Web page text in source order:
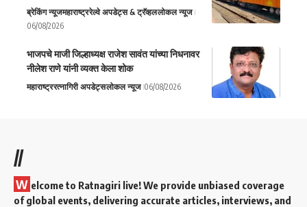
ब्रेकिंग न्यूजमहाराष्ट्ररेल्वे अपडेट्स & ट्रॅव्हललोकल न्यूज
06/08/2026
भाजपचे माजी जिल्हाध्यक्ष राजेश सावंत यांच्या निधनावर
नीलेश राणे यांनी व्यक्त केला शोक
महाराष्ट्ररत्नागिरी अपडेट्सलोकल न्यूज 06/08/2026
//
W elcome to Ratnagiri live! We provide unbiased coverage
of global events, delivering accurate articles, interviews, and